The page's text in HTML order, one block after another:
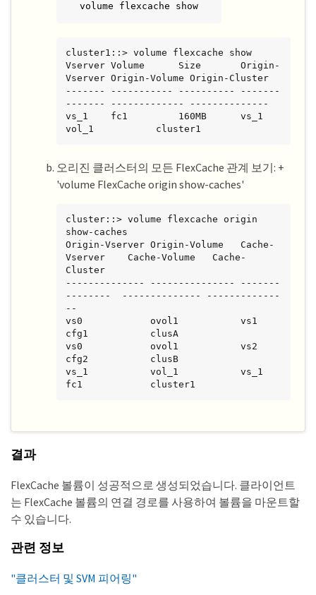
volume flexcache show
cluster1::> volume flexcache show
Vserver Volume      Size       Origin-
Vserver Origin-Volume Origin-Cluster
------- ----------- ---------- -------
------- ------------- --------------
vs_1    fc1         160MB      vs_1
vol_1           cluster1
오리진 클러스터의 모든 FlexCache 관계 보기: +
'volume FlexCache origin show-caches'
cluster::> volume flexcache origin
show-caches
Origin-Vserver Origin-Volume   Cache-
Vserver    Cache-Volume   Cache-
Cluster
-------------- --------------- -------
--------  -------------- -------------
--
vs0            ovol1           vs1
cfg1           clusA
vs0            ovol1           vs2
cfg2           clusB
vs_1           vol_1           vs_1
fc1            cluster1
결과
FlexCache 볼륨이 성공적으로 생성되었습니다. 클라이언트
는 FlexCache 볼륨의 연결 경로를 사용하여 볼륨을 마운트할
수 있습니다.
관련 정보
"클러스터 및 SVM 피어링"